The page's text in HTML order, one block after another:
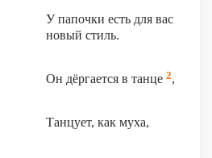
У папочки есть для вас
новый стиль.
Он дёргается в танце 2,
Танцует, как муха,